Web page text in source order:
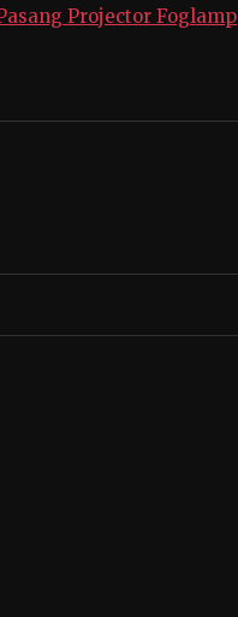
Projector Foglamp